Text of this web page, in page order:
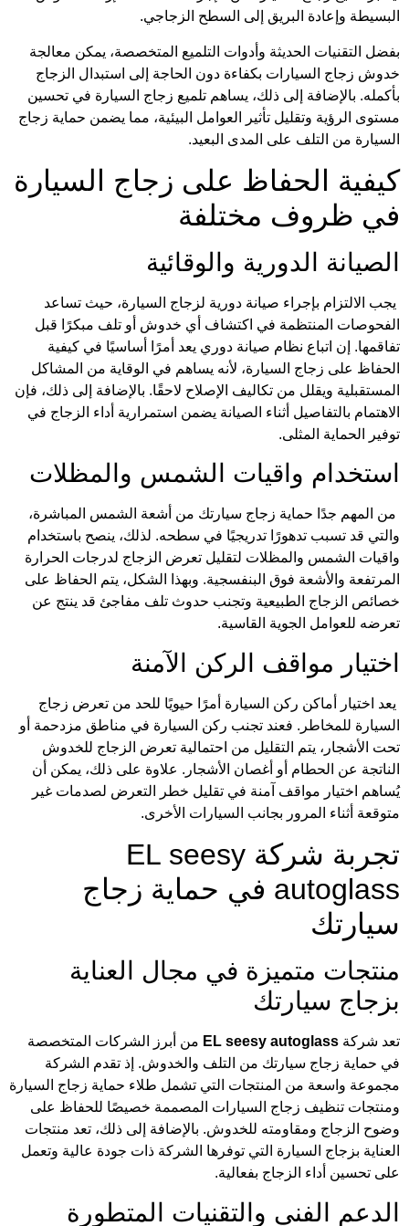
البسيطة وإعادة البريق إلى السطح الزجاجي.
بفضل التقنيات الحديثة وأدوات التلميع المتخصصة، يمكن معالجة
خدوش زجاج السيارات بكفاءة دون الحاجة إلى استبدال الزجاج
بأكمله. بالإضافة إلى ذلك، يساهم تلميع زجاج السيارة في تحسين
مستوى الرؤية وتقليل تأثير العوامل البيئية، مما يضمن حماية زجاج
السيارة من التلف على المدى البعيد.
كيفية الحفاظ على زجاج السيارة
في ظروف مختلفة
الصيانة الدورية والوقائية
يجب الالتزام بإجراء صيانة دورية لزجاج السيارة، حيث تساعد
الفحوصات المنتظمة في اكتشاف أي خدوش أو تلف مبكرًا قبل
تفاقمها. إن اتباع نظام صيانة دوري يعد أمرًا أساسيًا في كيفية
الحفاظ على زجاج السيارة، لأنه يساهم في الوقاية من المشاكل
المستقبلية ويقلل من تكاليف الإصلاح لاحقًا. بالإضافة إلى ذلك، فإن
الاهتمام بالتفاصيل أثناء الصيانة يضمن استمرارية أداء الزجاج في
توفير الحماية المثلى.
استخدام واقيات الشمس والمظلات
من المهم جدًا حماية زجاج سيارتك من أشعة الشمس المباشرة،
والتي قد تسبب تدهورًا تدريجيًا في سطحه. لذلك، ينصح باستخدام
واقيات الشمس والمظلات لتقليل تعرض الزجاج لدرجات الحرارة
المرتفعة والأشعة فوق البنفسجية. وبهذا الشكل، يتم الحفاظ على
خصائص الزجاج الطبيعية وتجنب حدوث تلف مفاجئ قد ينتج عن
تعرضه للعوامل الجوية القاسية.
اختيار مواقف الركن الآمنة
يعد اختيار أماكن ركن السيارة أمرًا حيويًا للحد من تعرض زجاج
السيارة للمخاطر. فعند تجنب ركن السيارة في مناطق مزدحمة أو
تحت الأشجار، يتم التقليل من احتمالية تعرض الزجاج للخدوش
الناتجة عن الحطام أو أغصان الأشجار. علاوة على ذلك، يمكن أن
يُساهم اختيار مواقف آمنة في تقليل خطر التعرض لصدمات غير
متوقعة أثناء المرور بجانب السيارات الأخرى.
تجربة شركة EL seesy
autoglass في حماية زجاج
سيارتك
منتجات متميزة في مجال العناية
بزجاج سيارتك
تعد شركة EL seesy autoglass من أبرز الشركات المتخصصة
في حماية زجاج سيارتك من التلف والخدوش. إذ تقدم الشركة
مجموعة واسعة من المنتجات التي تشمل طلاء حماية زجاج السيارة
ومنتجات تنظيف زجاج السيارات المصممة خصيصًا للحفاظ على
وضوح الزجاج ومقاومته للخدوش. بالإضافة إلى ذلك، تعد منتجات
العناية بزجاج السيارة التي توفرها الشركة ذات جودة عالية وتعمل
على تحسين أداء الزجاج بفعالية.
الدعم الفني والتقنيات المتطورة